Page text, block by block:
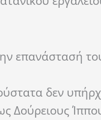
επανάστασή
δεν
Δούρειους